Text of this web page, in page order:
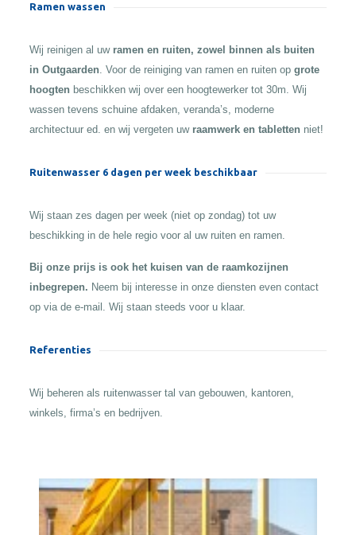
Ramen wassen
Wij reinigen al uw ramen en ruiten, zowel binnen als buiten
in Outgaarden. Voor de reiniging van ramen en ruiten op grote
hoogten beschikken wij over een hoogtewerker tot 30m. Wij
wassen tevens schuine afdaken, veranda’s, moderne
architectuur ed. en wij vergeten uw raamwerk en tabletten niet!
Ruitenwasser 6 dagen per week beschikbaar
Wij staan zes dagen per week (niet op zondag) tot uw
beschikking in de hele regio voor al uw ruiten en ramen.
Bij onze prijs is ook het kuisen van de raamkozijnen
inbegrepen. Neem bij interesse in onze diensten even contact
op via de e-mail. Wij staan steeds voor u klaar.
Referenties
Wij beheren als ruitenwasser tal van gebouwen, kantoren,
winkels, firma’s en bedrijven.